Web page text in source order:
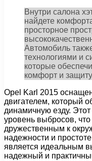
Внутри салона
найдете
просторное
Автомобиль
технологиями и
которые
комфорт и
Opel Karl 2015
двигателем, который
динамичную езду. Этот
уровень выбросов, что
дружественным к
надежности и
является идеальным
надежный и